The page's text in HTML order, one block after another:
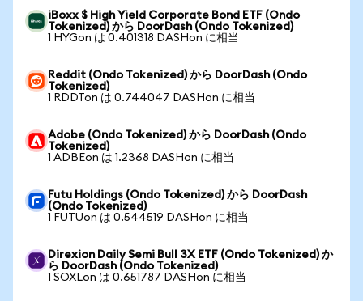
iBoxx $ High Yield Corporate Bond ETF (Ondo
Tokenized) から DoorDash (Ondo Tokenized)
1 HYGon は 0.401318 DASHon に相当
Reddit (Ondo Tokenized) から DoorDash (Ondo
Tokenized)
1 RDDTon は 0.744047 DASHon に相当
Adobe (Ondo Tokenized) から DoorDash (Ondo
Tokenized)
1 ADBEon は 1.2368 DASHon に相当
Futu Holdings (Ondo Tokenized) から DoorDash
(Ondo Tokenized)
1 FUTUon は 0.544519 DASHon に相当
Direxion Daily Semi Bull 3X ETF (Ondo Tokenized) か
ら DoorDash (Ondo Tokenized)
1 SOXLon は 0.651787 DASHon に相当